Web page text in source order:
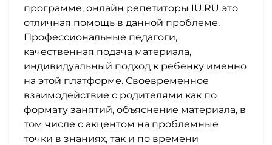
программе, онлайн репетиторы IU.RU это
отличная помощь в данной проблеме.
Профессиональные педагоги,
качественная подача материала,
индивидуальный подход к ребенку именно
на этой платформе. Своевременное
взаимодействие с родителями как по
формату занятий, объяснение материала, в
том числе с акцентом на проблемные
точки в знаниях, так и по времени